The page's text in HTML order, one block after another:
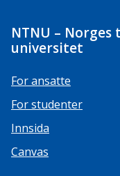
NTNU –
universitet
For ansatte
For studenter
Innsida
Canvas